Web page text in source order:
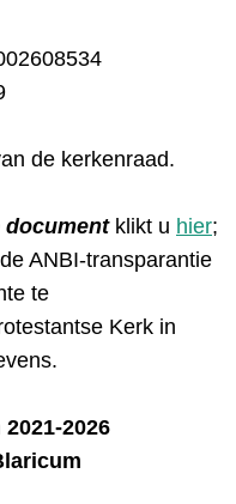
de kerkenraad.
documentklikt u hier;
ANBI-transparantie
te
Kerk in
2021-2026